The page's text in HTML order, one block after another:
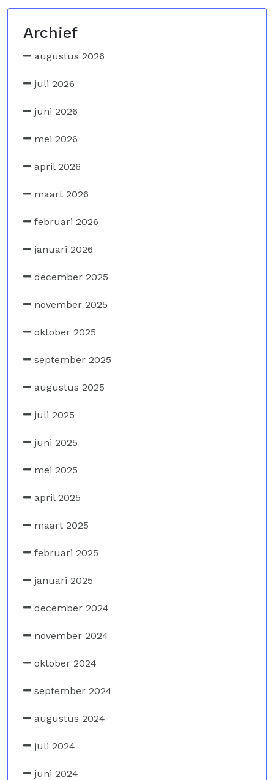
Archief
augustus 2026
juli 2026
juni 2026
mei 2026
april 2026
maart 2026
februari 2026
januari 2026
december 2025
november 2025
oktober 2025
september 2025
augustus 2025
juli 2025
juni 2025
mei 2025
april 2025
maart 2025
februari 2025
januari 2025
december 2024
november 2024
oktober 2024
september 2024
augustus 2024
juli 2024
juni 2024